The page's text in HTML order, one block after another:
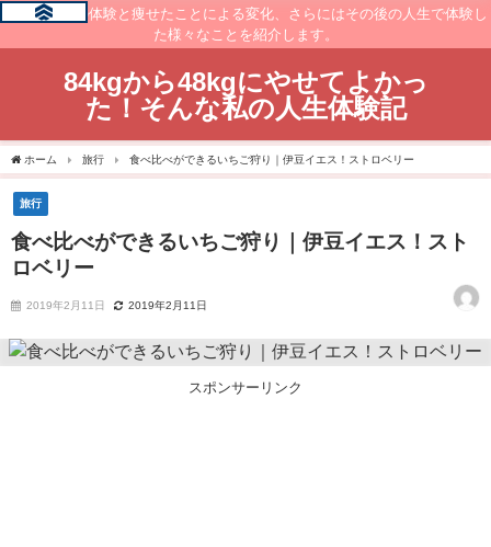
痩せるまでの体験と痩せたことによる変化、さらにはその後の人生で体験し
た様々なことを紹介します。
84kgから48kgにやせてよかっ
た！そんな私の人生体験記
ホーム 旅行 食べ比べができるいちご狩り｜伊豆イエス！ストロベリー
旅行
食べ比べができるいちご狩り｜伊豆イエス！スト
ロベリー
2019年2月11日 2019年2月11日
スポンサーリンク